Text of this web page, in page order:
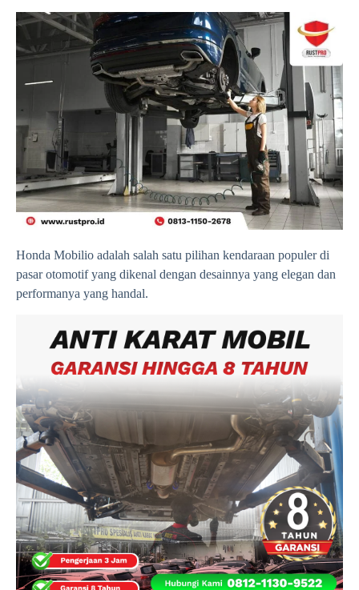
Honda Mobilio adalah salah satu pilihan kendaraan populer di
pasar otomotif yang dikenal dengan desainnya yang elegan dan
performanya yang handal.